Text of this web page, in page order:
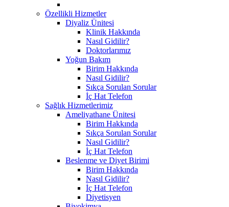
Özellikli Hizmetler
Diyaliz Ünitesi
Klinik Hakkında
Nasıl Gidilir?
Doktorlarımız
Yoğun Bakım
Birim Hakkında
Nasıl Gidilir?
Sıkça Sorulan Sorular
İç Hat Telefon
Sağlık Hizmetlerimiz
Ameliyathane Ünitesi
Birim Hakkında
Sıkça Sorulan Sorular
Nasıl Gidilir?
İç Hat Telefon
Beslenme ve Diyet Birimi
Birim Hakkında
Nasıl Gidilir?
İç Hat Telefon
Diyetisyen